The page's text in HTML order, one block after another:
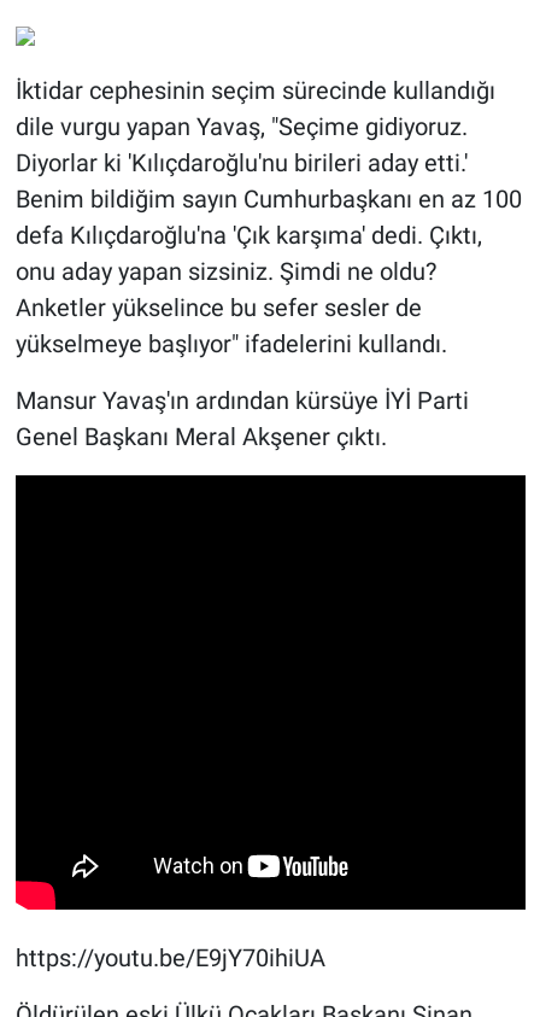
İktidar cephesinin seçim sürecinde kullandığı
dile vurgu yapan Yavaş, "Seçime gidiyoruz.
Diyorlar ki 'Kılıçdaroğlu'nu birileri aday etti.'
Benim bildiğim sayın Cumhurbaşkanı en az 100
defa Kılıçdaroğlu'na 'Çık karşıma' dedi. Çıktı,
onu aday yapan sizsiniz. Şimdi ne oldu?
Anketler yükselince bu sefer sesler de
yükselmeye başlıyor" ifadelerini kullandı.
Mansur Yavaş'ın ardından kürsüye İYİ Parti
Genel Başkanı Meral Akşener çıktı.
https://youtu.be/E9jY70ihiUA